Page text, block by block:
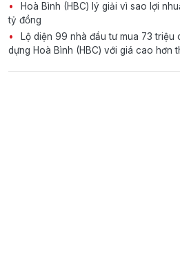
Hoà Bình (HBC) lý giải vì sao lợi
tỷ đồng
Lộ diện 99 nhà đầu tư mua 73 triệu
dựng Hoà Bình (HBC) với giá cao hơn